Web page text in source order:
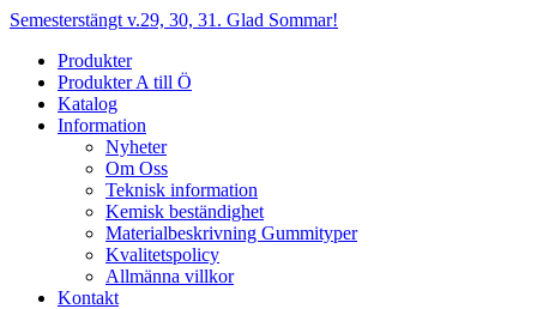
Hoppa
innehåll
Semesterstängt v.29, 30, 31. Glad Sommar!
Produkter
Produkter A till Ö
Katalog
Information
Nyheter
Om Oss
Teknisk information
Kemisk beständighet
Materialbeskrivning Gummityper
Kvalitetspolicy
Allmänna villkor
Kontakt